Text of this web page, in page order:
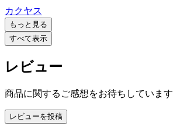
カクヤス
もっと見る
すべて表示
レビュー
商品に関するご感想をお待ちしています
レビューを投稿